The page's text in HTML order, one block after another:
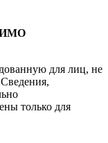
для лиц, не
только для